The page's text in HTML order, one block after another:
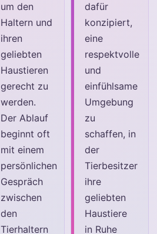
um den
Haltern und
ihren
geliebten
Haustieren
gerecht zu
werden.
Der Ablauf
beginnt oft
mit einem
persönlichen
Gespräch
zwischen
den
Tierhaltern
dafür
konzipiert,
eine
respektvolle
und
einfühlsame
Umgebung
zu
schaffen, in
der
Tierbesitzer
ihre
geliebten
Haustiere
in Ruhe